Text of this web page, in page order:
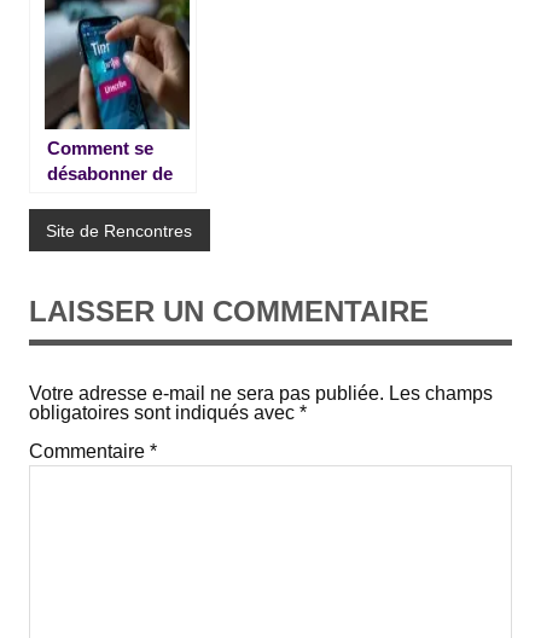
Comment se
désabonner de
Résiliation
Abonnement et
Compte
Site de Rencontres
LAISSER UN COMMENTAIRE
Votre adresse e-mail ne sera pas publiée. Les champs
obligatoires sont indiqués avec *
Commentaire *